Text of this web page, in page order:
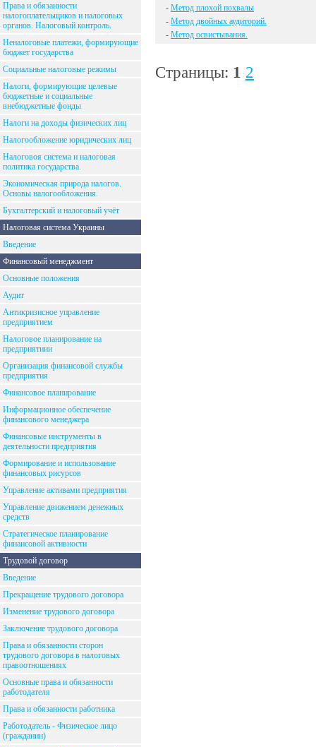
Права и обязанности
налогоплательщиков и налоговых
органов. Налоговый контроль.
Неналоговые платежи, формирующие
бюджет государства
Социальные налоговые режимы
Налоги, формирующие целевые
бюджетные и социальные
внебюджетные фонды
Налоги на доходы физических лиц
Налогообложение юридических лиц
Налоговоя система и налоговая
политика государства.
Экономическая природа налогов.
Основы налогообложения.
Бухгалтерский и налоговый учёт
Налоговая система Украины
Введение
Финансовый менеджмент
Основные положения
Аудит
Антикризисное управление
предприятием
Налоговое планирование на
предприятиии
Организация финансовой службы
предприятия
Финансовое планирование
Информационное обеспечение
финансового менеджера
Финансовые инструменты в
деятельности предприятия
Формирование и использование
финансовых рисурсов
Управление активами предприятия
Управление движением денежных
средств
Стратегическое планирование
финансовой активности
Трудовой договор
Введение
Прекращение трудового договора
Изменение трудового договора
Заключение трудового договора
Права и обязанности сторон
трудового договора в налоговых
правоотношениях
Основные права и обязанности
работодателя
Права и обязанности работника
Работодатель - Физическое лицо
(гражданин)
- Метод плохой похвалы
- Метод двойных аудиторий.
- Метод освистывания.
Страницы: 1 2